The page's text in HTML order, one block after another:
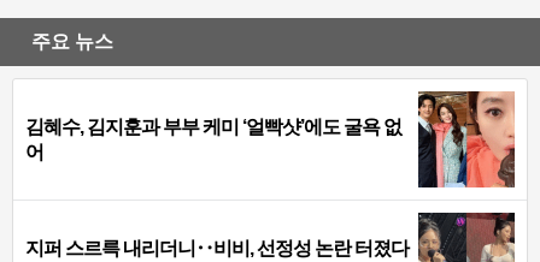
주요 뉴스
김혜수, 김지훈과 부부 케미 ‘얼빡샷’에도 굴욕 없
어
지퍼 스르륵 내리더니‥비비, 선정성 논란 터졌다